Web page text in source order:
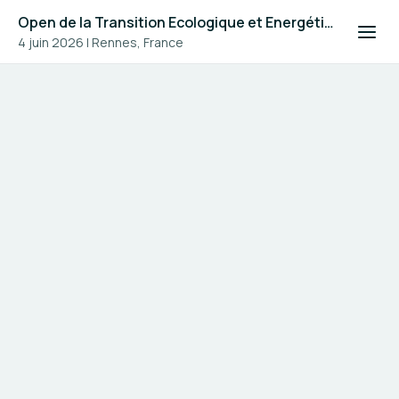
Open de la Transition Ecologique et Energétique #4
4 juin 2026 | Rennes, France